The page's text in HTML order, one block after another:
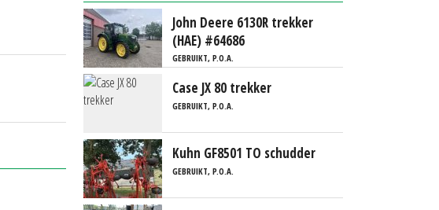
John Deere 6130R trekker
(HAE) #64686
GEBRUIKT, P.O.A.
Case JX 80 trekker
GEBRUIKT, P.O.A.
Kuhn GF8501 TO schudder
GEBRUIKT, P.O.A.